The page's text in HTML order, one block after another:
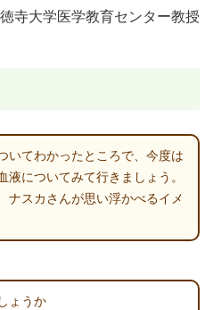
寺大学医学教育センター教授
いてわかったところで、今度は
液についてみて行きましょう。
ナスカさんが思い浮かべるイメ
ょうか